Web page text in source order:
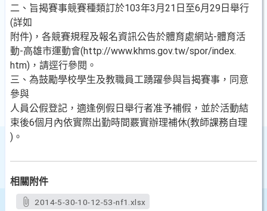
二、旨揭賽事競賽種類訂於103年3月21日至6月29日舉行
(詳如
附件)，各競賽規程及報名資訊公告於體育處網站-體育活
動-高雄市運動會(http://www.khms.gov.tw/spor/index.
htm)，請逕行參閱。
三、為鼓勵學校學生及教職員工踴躍參與旨揭賽事，同意
參與
人員公假登記，適逢例假日舉行者准予補假，並於活動結
束後6個月內依實際出勤時間覈實辦理補休(教師課務自理
)。
相關附件
2014-5-30-10-12-53-nf1.xlsx